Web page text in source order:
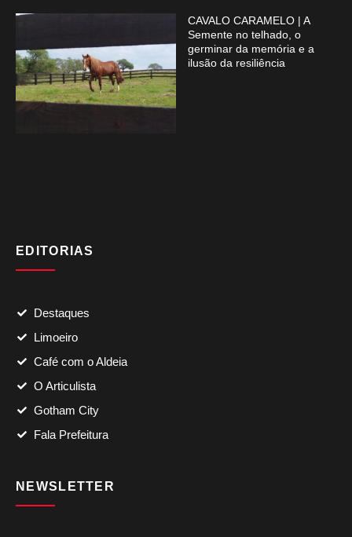
CAVALO CARAMELO | A
Semente no telhado, o
germinar da memória e a
ilusão da resiliência
EDITORIAS
Destaques
Limoeiro
Café com o Aldeia
O Articulista
Gotham City
Fala Prefeitura
NEWSLETTER